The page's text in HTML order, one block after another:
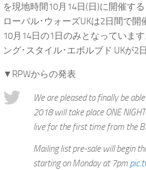
を現地時間10月14日(日)に開催す
ローバル･ウォーズUKは2日間で
10月14日の1日のみとなっていま
ング･スタイル･エボルブド UKが2
▼RPWからの発表
We are pleased to finally be
2018 will take place ONE
live for the first time from the
Mailing list pre-sale will begin
starting on Monday at 7pm